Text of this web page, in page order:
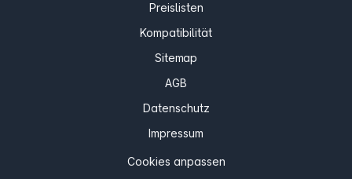
Preislisten
Kompatibilität
Sitemap
AGB
Datenschutz
Impressum
Cookies anpassen